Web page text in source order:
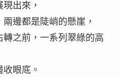
出來，
邊都是陡峭的懸崖，
轉之前，一系列翠綠的高
眼底。